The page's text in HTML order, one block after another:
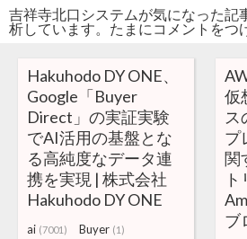
吉祥寺北口システムが気になった
析しています。たまにコメントをつ
Hakuhodo DY ONE、
Google「Buyer
Direct」の実証実験
でAI活用の基盤とな
る高純度なデータ連
携を実現 | 株式会社
Hakuhodo DY ONE
ai (7001) Buyer (1)
仮
ス
プ
関
ブ